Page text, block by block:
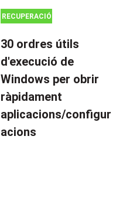
RECUPERACIÓ
30 ordres útils
d'execució de
Windows per obrir
ràpidament
aplicacions/configur
acions